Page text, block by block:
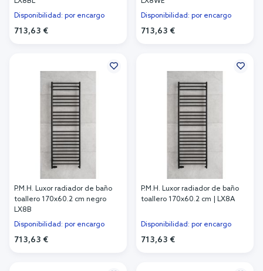
Disponibilidad: por encargo
713,63 €
Disponibilidad: por encargo
713,63 €
P.M.H. Luxor radiador de baño
toallero 170x60.2 cm negro
LX8B
Disponibilidad: por encargo
713,63 €
P.M.H. Luxor radiador de baño
toallero 170x60.2 cm | LX8A
Disponibilidad: por encargo
713,63 €